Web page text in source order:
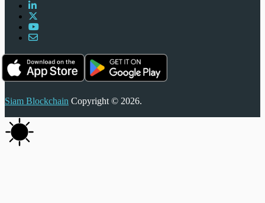
Siam Blockchain Copyright © 2026.